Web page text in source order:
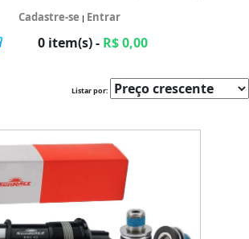
Cadastre-se | Entrar
0 item(s) - R$ 0,00
Listar por: